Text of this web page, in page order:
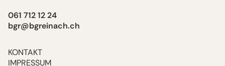
061 712 12 24
bgr@bgreinach.ch
KONTAKT
IMPRESSUM